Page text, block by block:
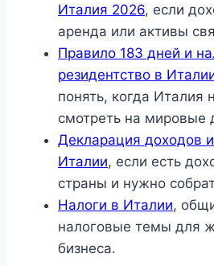
Италия 2026, если
аренда или активы
Правило 183 дней и
резидентство в
понять, когда Италия
смотреть на мировые
Декларация доходов
Италии, если есть
страны и нужно
Налоги в Италии,
налоговые темы для
бизнеса.